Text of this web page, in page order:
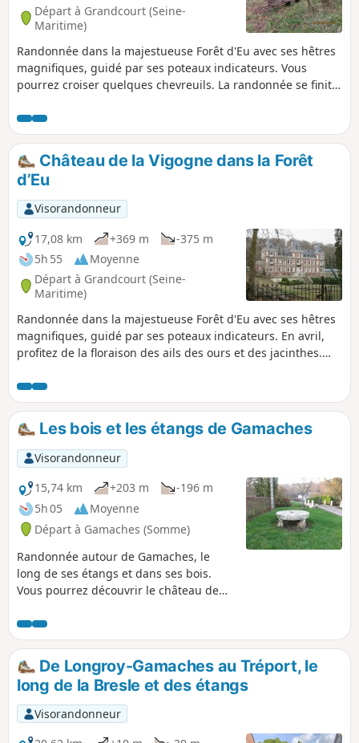
Départ à Grandcourt (Seine-
Maritime)
Randonnée dans la majestueuse Forêt d'Eu avec ses hêtres
magnifiques, guidé par ses poteaux indicateurs. Vous
pourrez croiser quelques chevreuils. La randonnée se finit
au (7), le chemin n'est plus accessible, je propose une
variante en attendant de trouver mieux.
Château de la Vigogne dans la Forêt
d’Eu
Visorandonneur
17,08 km
+369 m
-375 m
5h 55
Moyenne
Départ à Grandcourt (Seine-
Maritime)
Randonnée dans la majestueuse Forêt d'Eu avec ses hêtres
magnifiques, guidé par ses poteaux indicateurs. En avril,
profitez de la floraison des ails des ours et des jacinthes.
quelques chevreuils. La randonnée se finit par une
magnifique vue sur la vallée de l'Yères.
Les bois et les étangs de Gamaches
Visorandonneur
15,74 km
+203 m
-196 m
5h 05
Moyenne
Départ à Gamaches (Somme)
Randonnée autour de Gamaches, le
long de ses étangs et dans ses bois.
Vous pourrez découvrir le château de
rivière, la Vimeuse.
De Longroy-Gamaches au Tréport, le
long de la Bresle et des étangs
Visorandonneur